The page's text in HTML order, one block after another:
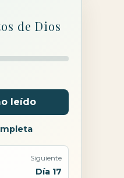
de Dios
leído
Siguiente
Día 17